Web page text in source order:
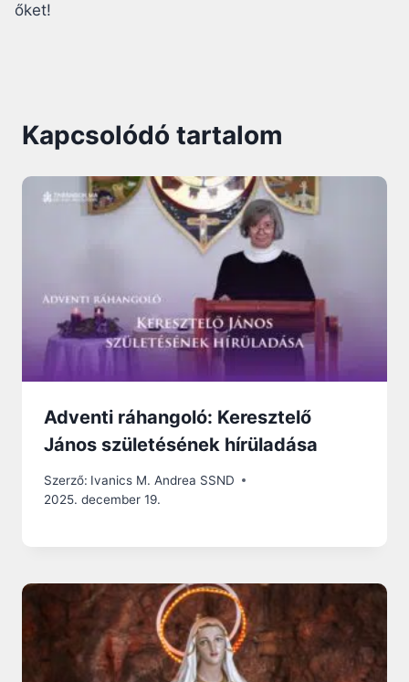
őket!
Kapcsolódó tartalom
Adventi ráhangoló: Keresztelő
János születésének hírüladása
Szerző: Ivanics M. Andrea SSND
2025. december 19.